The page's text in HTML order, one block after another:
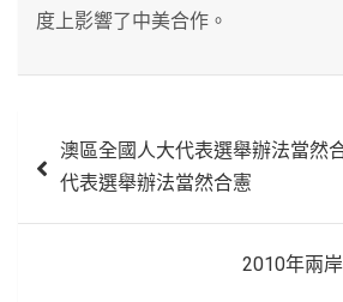
度上影響了中美合作。
章
澳區全國人大代表選舉辦法當然
代表選舉辦法當然合憲
2010年兩